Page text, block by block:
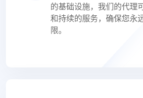
的基础设施，我们的代理
和持续的服务，确保您永
限。